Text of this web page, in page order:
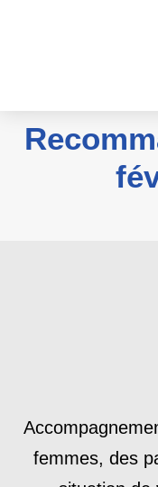
femmes, des